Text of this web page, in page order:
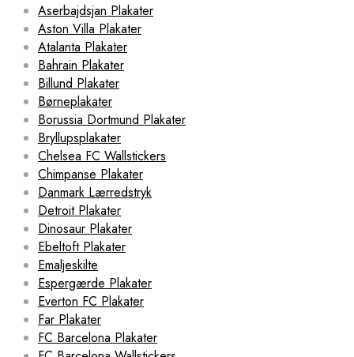
Aserbajdsjan Plakater
Aston Villa Plakater
Atalanta Plakater
Bahrain Plakater
Billund Plakater
Børneplakater
Borussia Dortmund Plakater
Bryllupsplakater
Chelsea FC Wallstickers
Chimpanse Plakater
Danmark Lærredstryk
Detroit Plakater
Dinosaur Plakater
Ebeltoft Plakater
Emaljeskilte
Espergærde Plakater
Everton FC Plakater
Far Plakater
FC Barcelona Plakater